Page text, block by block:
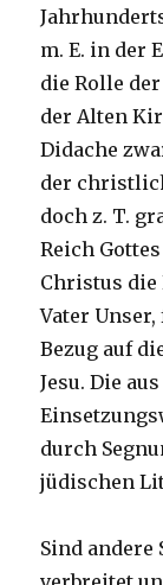
m. E. in der
die Rolle
der Alten
Didache
der
doch z. T.
Reich
Christus die
Vater
Bezug auf
Jesu. Die
durch
jüdischen
Sind